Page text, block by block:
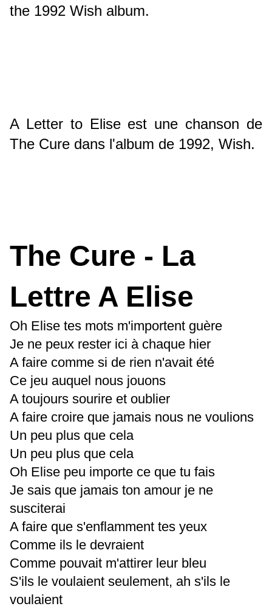
the 1992 Wish album.
A Letter to Elise est une chanson de
The Cure dans l'album de 1992, Wish.
The Cure - La
Lettre A Elise
Oh Elise tes mots m'importent guère
Je ne peux rester ici à chaque hier
A faire comme si de rien n'avait été
Ce jeu auquel nous jouons
A toujours sourire et oublier
A faire croire que jamais nous ne voulions
Un peu plus que cela
Un peu plus que cela
Oh Elise peu importe ce que tu fais
Je sais que jamais ton amour je ne
susciterai
A faire que s'enflamment tes yeux
Comme ils le devraient
Comme pouvait m'attirer leur bleu
S'ils le voulaient seulement, ah s'ils le
voulaient